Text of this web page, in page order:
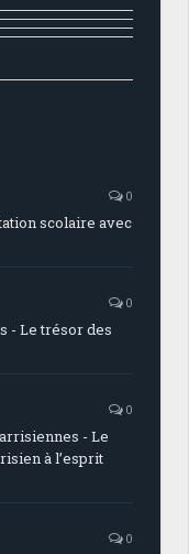
0
scolaire avec
0
- Le trésor des
0
- Le
à l’esprit
0